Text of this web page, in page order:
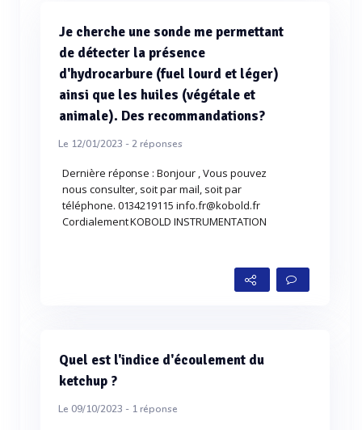
Je cherche une sonde me permettant
de détecter la présence
d'hydrocarbure (fuel lourd et léger)
ainsi que les huiles (végétale et
animale). Des recommandations?
Le 12/01/2023 -2réponses
Dernière réponse : Bonjour , Vous pouvez
nous consulter, soit par mail, soit par
téléphone. 0134219115 info.fr@kobold.fr
Cordialement KOBOLD INSTRUMENTATION
Quel est l'indice d'écoulement du
ketchup ?
Le 09/10/2023 - 1réponse